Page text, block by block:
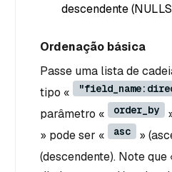
descendente
Ordenação básica
Passe uma lista de
tipo «
parâmetro «
order_by
» pode ser « asc »
(descendente). Note que